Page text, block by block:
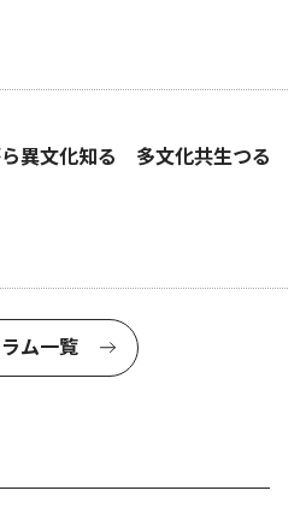
異文化知る 多文化共生つる
ム一覧